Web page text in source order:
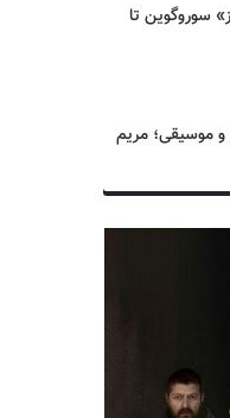
سوروگوین تا
و موسیقی؛ مریم